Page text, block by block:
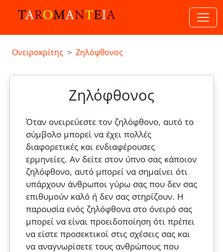
Ονειροκρίτης Ζηλόφθονος
Ζηλόφθονος
Όταν ονειρεύεστε τον ζηλόφθονο, αυτό το
σύμβολο μπορεί να έχει πολλές
διαφορετικές και ενδιαφέρουσες
ερμηνείες. Αν δείτε στον ύπνο σας κάποιον
ζηλόφθονο, αυτό μπορεί να σημαίνει ότι
υπάρχουν άνθρωποι γύρω σας που δεν σας
επιθυμούν καλό ή δεν σας στηρίζουν. Η
παρουσία ενός ζηλόφθονα στο όνειρό σας
μπορεί να είναι προειδοποίηση ότι πρέπει
να είστε προσεκτικοί στις σχέσεις σας και
να αναγνωρίσετε τους ανθρώπους που